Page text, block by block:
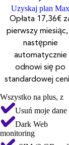
Uzyskaj plan Max
Opłata 17,36€
pierwszy miesiąc,
następnie
automatycznie
odnowi się po
standardowej
Wszystko na plus, z
Usuń moje dane
Dark Web
monitoring